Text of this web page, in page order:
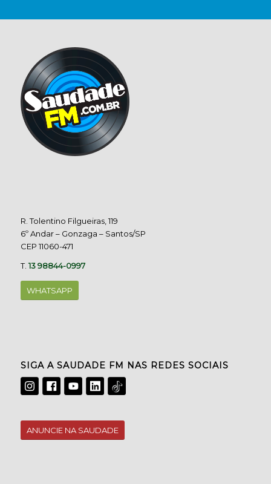
R. Tolentino Filgueiras, 119
6º Andar – Gonzaga – Santos/SP
CEP 11060-471
T.13 98844-0997
WHATSAPP
SIGA A SAUDADE FM NAS REDES SOCIAIS
ANUNCIE NA SAUDADE